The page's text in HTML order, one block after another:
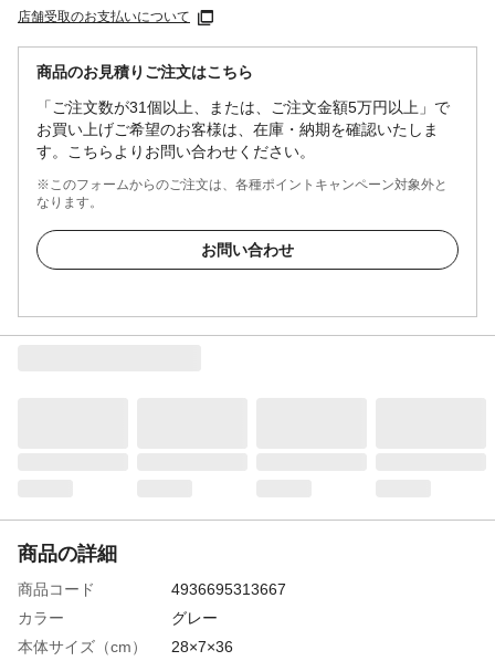
店舗受取のお支払いについて
商品のお見積りご注文はこちら
「ご注文数が31個以上、または、ご注文金額5万円以上」で
お買い上げご希望のお客様は、在庫・納期を確認いたしま
す。こちらよりお問い合わせください。
※このフォームからのご注文は、各種ポイントキャンペーン対象外と
なります。
お問い合わせ
商品の詳細
商品コード
4936695313667
カラー
グレー
本体サイズ（cm）
28×7×36